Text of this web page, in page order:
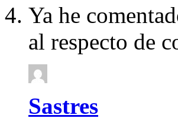
Ya he
al respecto de
Sastres